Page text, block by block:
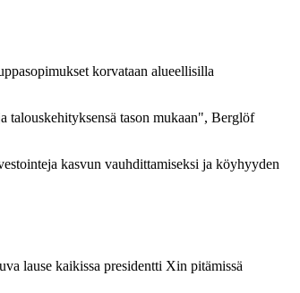
korvataan alueellisilla
talouskehityksensä tason mukaan", Berglöf
kasvun vauhdittamiseksi ja köyhyyden
lause kaikissa presidentti Xin pitämissä